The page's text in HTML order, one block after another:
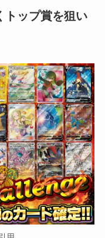
トップ賞を狙い